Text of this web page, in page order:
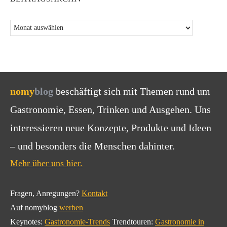
nomyblog beschäftigt sich mit Themen rund um
Gastronomie, Essen, Trinken und Ausgehen. Uns
interessieren neue Konzepte, Produkte und Ideen
– und besonders die Menschen dahinter.
Mehr über uns hier.
Fragen, Anregungen? Kontakt
Auf nomyblog werben
Keynotes: Gastronomie-Trends Trendtouren: Gastronomie in